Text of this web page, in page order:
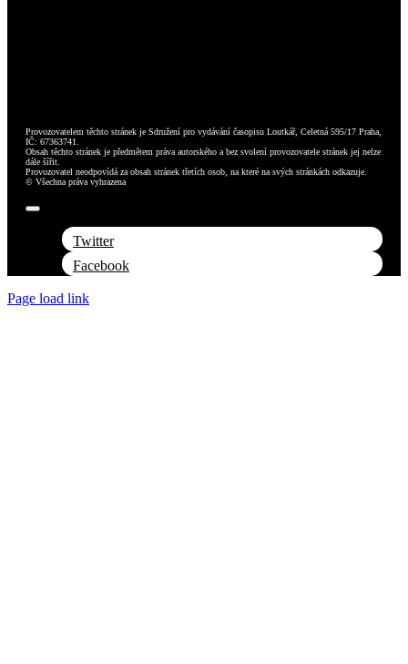
Provozovatelem těchto stránek je Sdružení pro vydávání časopisu Loutkář, Celetná 595/17 Praha,
IČ: 67363741.
Obsah těchto stránek je předmětem práva autorského a bez svolení provozovatele stránek jej nelze
dále šířit.
Provozovatel neodpovídá za obsah stránek třetích osob, na které na svých stránkách odkazuje.
© Všechna práva vyhrazena
Toggle
Navigation
Twitter
Facebook
Page load link